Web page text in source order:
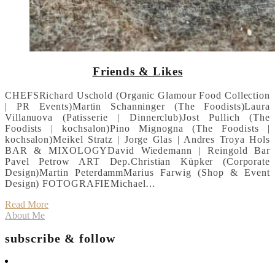
Friends & Likes
CHEFSRichard Uschold (Organic Glamour Food Collection
| PR Events)Martin Schanninger (The Foodists)Laura
Villanuova (Patisserie | Dinnerclub)Jost Pullich (The
Foodists | kochsalon)Pino Mignogna (The Foodists |
kochsalon)Meikel Stratz | Jorge Glas | Andres Troya Hols
BAR & MIXOLOGYDavid Wiedemann | Reingold Bar
Pavel Petrow ART Dep.Christian Küpker (Corporate
Design)Martin PeterdammMarius Farwig (Shop & Event
Design) FOTOGRAFIEMichael…
Read More
About Me
subscribe & follow